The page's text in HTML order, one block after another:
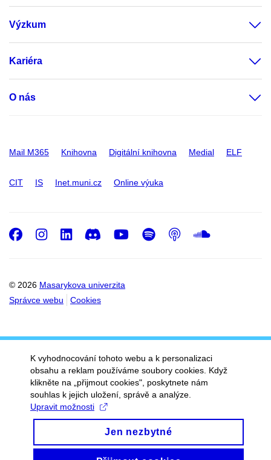
Výzkum
Kariéra
O nás
Mail M365 Knihovna Digitální knihovna Medial ELF
CIT IS Inet.muni.cz Online výuka
© 2026 Masarykova univerzita
Správce webu
Cookies
Facebook
Instagram
LinkedIn
DiscordYoutube
Spotify
Podcast
K vyhodnocování tohoto webu a k personalizaci
obsahu a reklam používáme soubory cookies. Když
klikněte na „přijmout cookies", poskytnete nám
souhlas k jejich uložení, správě a analýze.
Upravit možnosti
Jen nezbytné